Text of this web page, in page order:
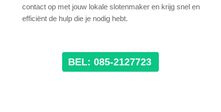
contact op met jouw lokale slotenmaker en krijg snel en
efficiënt de hulp die je nodig hebt.
BEL: 085-2127723